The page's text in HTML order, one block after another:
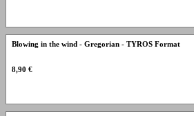
Blowing in the wind - Gregorian - TYROS Format
8,90 €